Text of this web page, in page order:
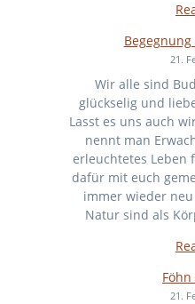
21.
Wir alle sind
glückselig und
Lasst es uns auch
nennt man
erleuchtetes Leben
dafür mit euch
immer wieder
Natur sind als
21.